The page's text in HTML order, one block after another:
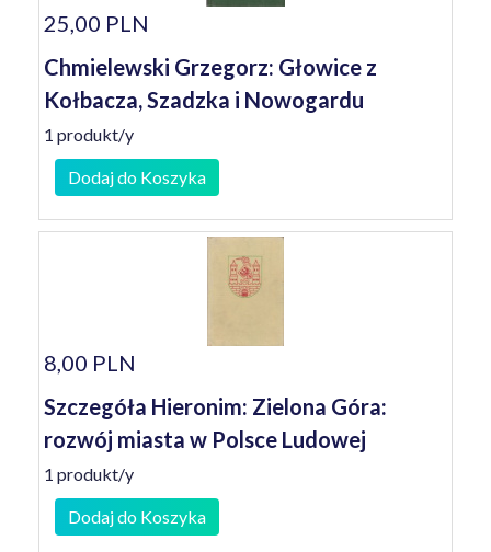
25,00 PLN
Chmielewski Grzegorz: Głowice z
Kołbacza, Szadzka i Nowogardu
1 produkt/y
Dodaj do Koszyka
8,00 PLN
Szczegóła Hieronim: Zielona Góra:
rozwój miasta w Polsce Ludowej
1 produkt/y
Dodaj do Koszyka